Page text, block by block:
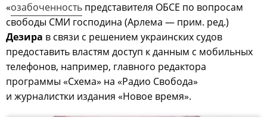
«озабоченность представителя ОБСЕ по вопросам
свободы СМИ господина (Арлема — прим. ред.)
Дезира в связи с решением украинских судов
предоставить властям доступ к данным с мобильных
телефонов, например, главного редактора
программы «Схема» на «Радио Свобода»
и журналистки издания «Новое время».